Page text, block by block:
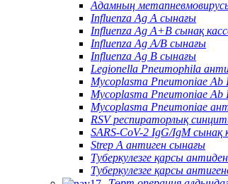
Адамның
Influenza Ag A сынағы
Influenza Ag A+B сынақ
Influenza Ag A/B сынағы
Influenza Ag B сынағы
Legionella Pneumophila
Mycoplasma Pneumoniae
Mycoplasma Pneumoniae
Mycoplasma Pneumoniae
RSV респираторлық
SARS-CoV-2 IgG/IgM
Strep A антиген сынағы
Туберкулезге қарсы
Туберкулезге қарсы